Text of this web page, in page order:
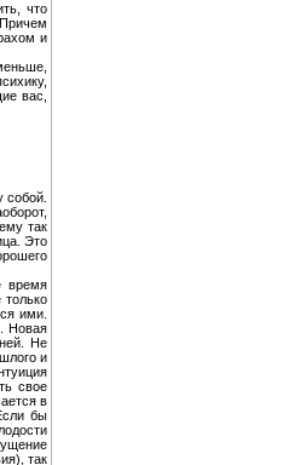
что
и
вас,
так
Это
время
ими.
Новая
Не
и
свое
в
бы
так